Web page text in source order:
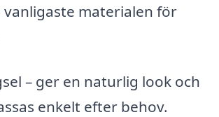
vanligaste materialen för
– ger en naturlig look och
enkelt efter behov.